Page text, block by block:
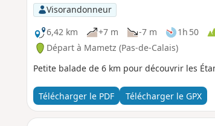
Visorandonneur
6,42 km
+7 m -7 m 1h 50
Départ à Mametz (Pas-de-Calais)
Petite balade de 6 km pour découvrir les
Télécharger le PDF Télécharger le GPX